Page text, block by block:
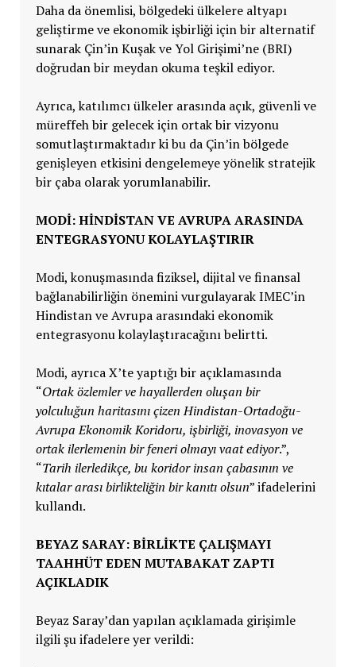
Daha da önemlisi, bölgedeki ülkelere altyapı
geliştirme ve ekonomik işbirliği için bir alternatif
sunarak Çin’in Kuşak ve Yol Girişimi’ne (BRI)
doğrudan bir meydan okuma teşkil ediyor.
Ayrıca, katılımcı ülkeler arasında açık, güvenli ve
müreffeh bir gelecek için ortak bir vizyonu
somutlaştırmaktadır ki bu da Çin’in bölgede
genişleyen etkisini dengelemeye yönelik stratejik
bir çaba olarak yorumlanabilir.
MODİ: HİNDİSTAN VE AVRUPA ARASINDA
ENTEGRASYONU KOLAYLAŞTIRIR
Modi, konuşmasında fiziksel, dijital ve finansal
bağlanabilirliğin önemini vurgulayarak IMEC’in
Hindistan ve Avrupa arasındaki ekonomik
entegrasyonu kolaylaştıracağını belirtti.
Modi, ayrıca X’te yaptığı bir açıklamasında
“Ortak özlemler ve hayallerden oluşan bir
yolculuğun haritasını çizen Hindistan-Ortadoğu-
Avrupa Ekonomik Koridoru, işbirliği, inovasyon ve
ortak ilerlemenin bir feneri olmayı vaat ediyor.”,
“Tarih ilerledikçe, bu koridor insan çabasının ve
kıtalar arası birlikteliğin bir kanıtı olsun” ifadelerini
kullandı.
BEYAZ SARAY: BİRLİKTE ÇALIŞMAYI
TAAHHÜT EDEN MUTABAKAT ZAPTI
AÇIKLADIK
Beyaz Saray’dan yapılan açıklamada girişimle
ilgili şu ifadelere yer verildi: